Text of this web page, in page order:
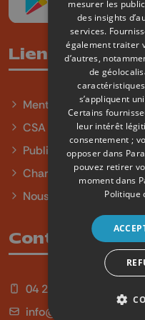
Liens utiles
Mentions légales
CSA
Publicité
Charte sur l'égalité et
Nous contacter
Contact
04 254 99 99
info@qu4tre.be
mesurer les
des insights
services.
également traiter
d’autres,
de
s’appliquent
Certains
leur intérêt
consentement ;
opposer dans
pouvez retirer
moment dans
Politique